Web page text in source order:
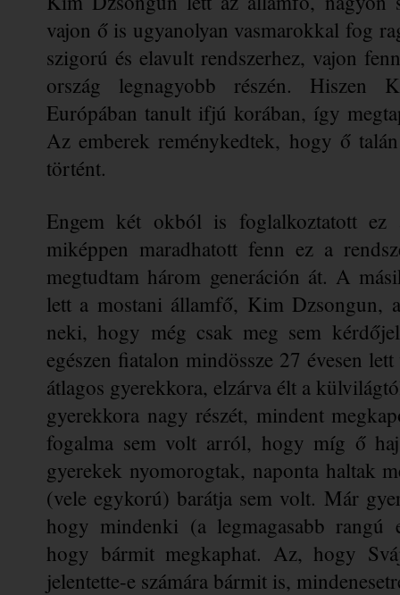
vajon ő is ugyanolyan vasmarokkal fog
szigorú és elavult rendszerhez, vajon
ország legnagyobb részén. Hiszen
Európában tanult ifjú korában, így
Az emberek reménykedtek, hogy ő
történt.
Engem két okból is foglalkoztatott
miképpen maradhatott fenn ez a
megtudtam három generáción át. A
lett a mostani államfő, Kim Dzsongun,
neki, hogy még csak meg sem
egészen fiatalon mindössze 27 évesen
átlagos gyerekkora, elzárva élt a
gyerekkora nagy részét, mindent
fogalma sem volt arról, hogy míg ő
gyerekek nyomorogtak, naponta haltak
(vele egykorú) barátja sem volt. Már
hogy mindenki (a legmagasabb rangú
hogy bármit megkaphat. Az, hogy
jelentette-e számára bármit is,